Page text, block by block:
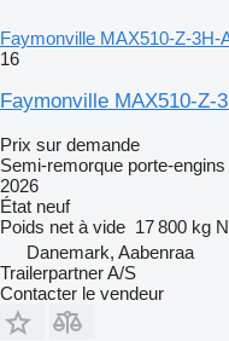
Faymonville MAX510-Z-3H-
16
Faymonville MAX510-Z-
Prix sur demande
Semi-remorque porte-engins
2026
État neuf
Poids net à vide 17 800 kg
Danemark, Aabenraa
Trailerpartner A/S
Contacter le vendeur